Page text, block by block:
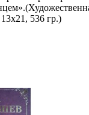
536 гр.)